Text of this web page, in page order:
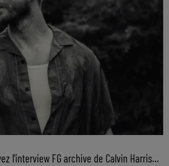
l'interview FG archive de Calvin Harris...